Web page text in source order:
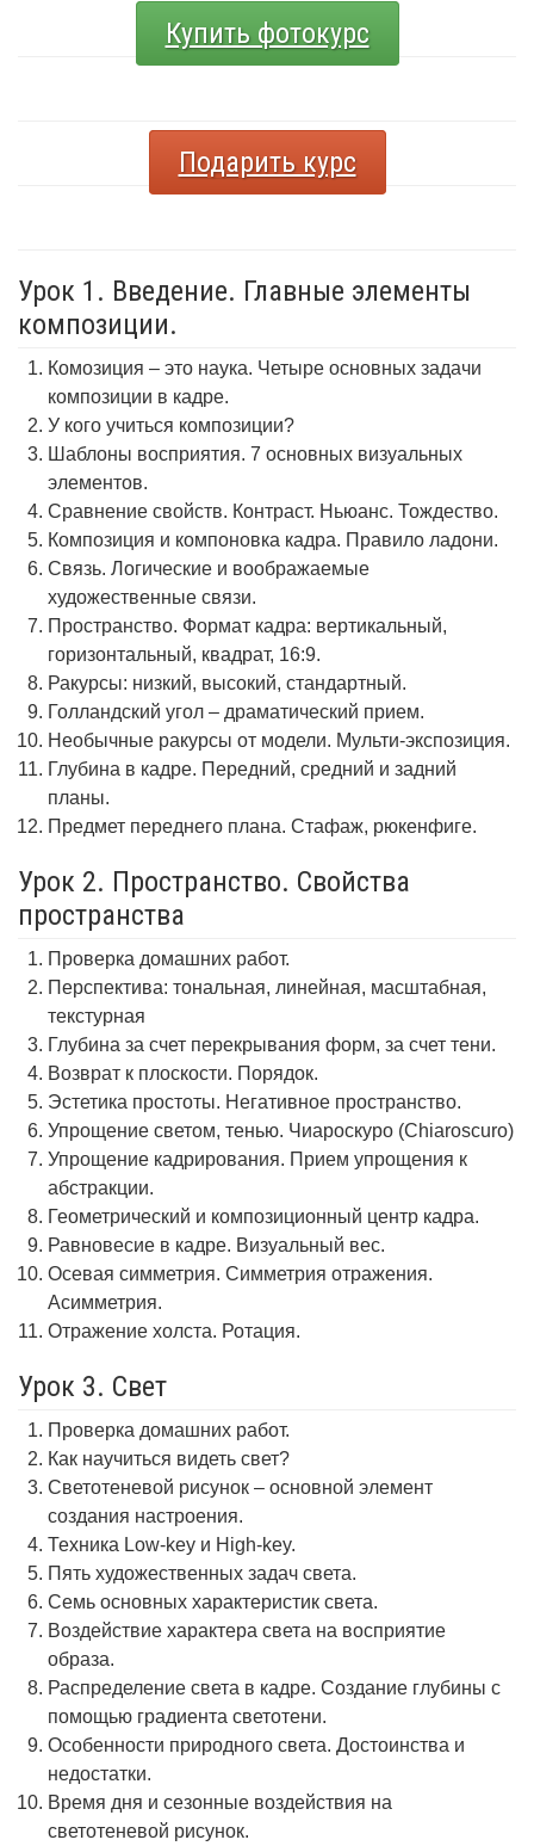
Купить фотокурс
Подарить курс
Урок 1. Введение. Главные элементы
композиции.
Комозиция – это наука. Четыре основных задачи
композиции в кадре.
У кого учиться композиции?
Шаблоны восприятия. 7 основных визуальных
элементов.
Сравнение свойств. Контраст. Ньюанс. Тождество.
Композиция и компоновка кадра. Правило ладони.
Связь. Логические и воображаемые
художественные связи.
Пространство. Формат кадра: вертикальный,
горизонтальный, квадрат, 16:9.
Ракурсы: низкий, высокий, стандартный.
Голландский угол – драматический прием.
Необычные ракурсы от модели. Мульти-экспозиция.
Глубина в кадре. Передний, средний и задний
планы.
Предмет переднего плана. Стафаж, рюкенфиге.
Урок 2. Пространство. Свойства
пространства
Проверка домашних работ.
Перспектива: тональная, линейная, масштабная,
текстурная
Глубина за счет перекрывания форм, за счет тени.
Возврат к плоскости. Порядок.
Эстетика простоты. Негативное пространство.
Упрощение светом, тенью. Чиароскуро (Chiaroscuro)
Упрощение кадрирования. Прием упрощения к
абстракции.
Геометрический и композиционный центр кадра.
Равновесие в кадре. Визуальный вес.
Осевая симметрия. Симметрия отражения.
Асимметрия.
Отражение холста. Ротация.
Урок 3. Свет
Проверка домашних работ.
Как научиться видеть свет?
Светотеневой рисунок – основной элемент
создания настроения.
Техника Low-key и High-key.
Пять художественных задач света.
Семь основных характеристик света.
Воздействие характера света на восприятие
образа.
Распределение света в кадре. Создание глубины с
помощью градиента светотени.
Особенности природного света. Достоинства и
недостатки.
Время дня и сезонные воздействия на
светотеневой рисунок.